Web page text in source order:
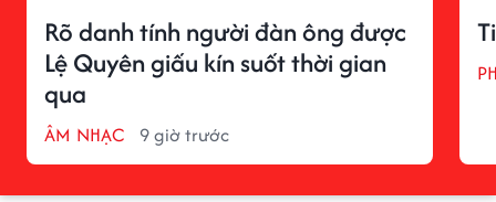
Rõ danh tính người đàn ông được
Lệ Quyên giấu kín suốt thời gian
qua
ÂM NHẠC 9 giờ trước